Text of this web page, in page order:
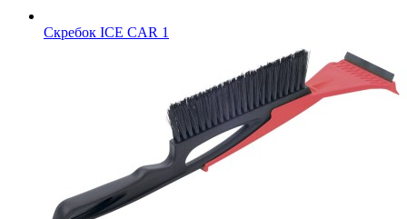
Скребок ICE CAR 1